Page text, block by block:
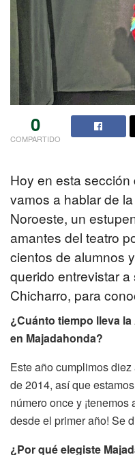
0
COMPARTIDO
Hoy en esta
vamos a hablar de
Noroeste, un
amantes del teatro
cientos de alumnos
querido entrevistar
Chicharro, para
¿Cuánto tiempo lleva
en Majadahonda?
Este año cumplimos
de 2014, así que
número once y
desde el primer año! Se
¿Por qué elegiste